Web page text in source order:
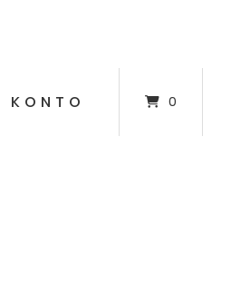
KONTO 0